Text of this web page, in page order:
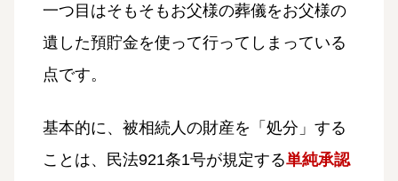
一つ目はそもそもお父様の葬儀をお父様の
遺した預貯金を使って行ってしまっている
点です。
基本的に、被相続人の財産を「処分」する
ことは、民法921条1号が規定する単純承認